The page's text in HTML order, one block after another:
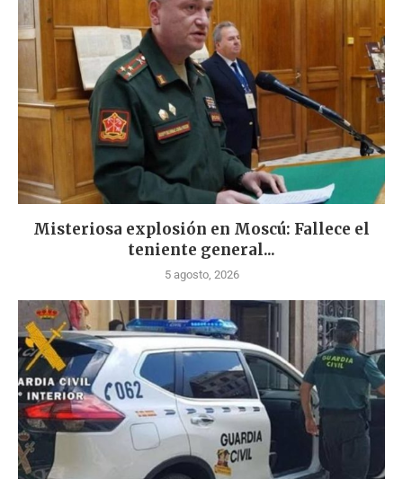
Misteriosa explosión en Moscú: Fallece el
teniente general...
5 agosto, 2026